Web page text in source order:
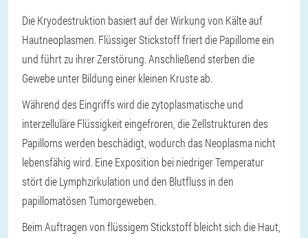
Die Kryodestruktion basiert auf der Wirkung von Kälte auf
Hautneoplasmen. Flüssiger Stickstoff friert die Papillome ein
und führt zu ihrer Zerstörung. Anschließend sterben die
Gewebe unter Bildung einer kleinen Kruste ab.
Während des Eingriffs wird die zytoplasmatische und
interzelluläre Flüssigkeit eingefroren, die Zellstrukturen des
Papilloms werden beschädigt, wodurch das Neoplasma nicht
lebensfähig wird. Eine Exposition bei niedriger Temperatur
stört die Lymphzirkulation und den Blutfluss in den
papillomatösen Tumorgeweben.
Beim Auftragen von flüssigem Stickstoff bleicht sich die Haut,